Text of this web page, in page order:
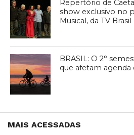
Repertório de
show exclusivo no
Musical, da TV Brasil
BRASIL: O 2°
que afetam agenda
MAIS ACESSADAS